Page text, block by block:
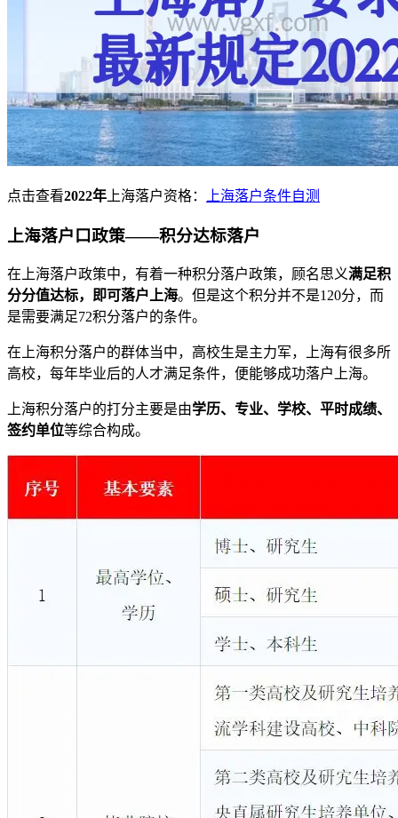
点击查看2022年 上海落户资格： 上海落户条件自测
上海落户口政策——积分达标落户
在上海落户政策中，有着一种积分落户政策，顾名思义满足积
分分值达标，即可落户上海。但是这个积分并不是120分，而
是需要满足72积分落户的条件。
在上海积分落户的群体当中，高校生是主力军，上海有很多所
高校，每年毕业后的人才满足条件，便能够成功落户上海。
上海积分落户的打分主要是由学历、专业、学校、平时成绩、
签约单位等综合构成。